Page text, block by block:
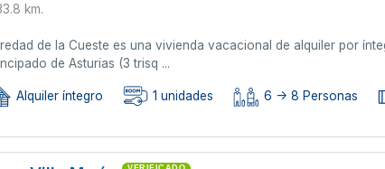
km.
de la Cueste es una vivienda vacacional de alquiler por
de Asturias (3 trisq ...
Alquiler íntegro 1 unidades 6 -> 8 Personas